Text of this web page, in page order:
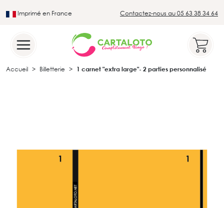
Imprimé en France Contactez-nous au 05 63 38 34 64
Accueil Billetterie 1 carnet "extra large"- 2 parties personnalisé